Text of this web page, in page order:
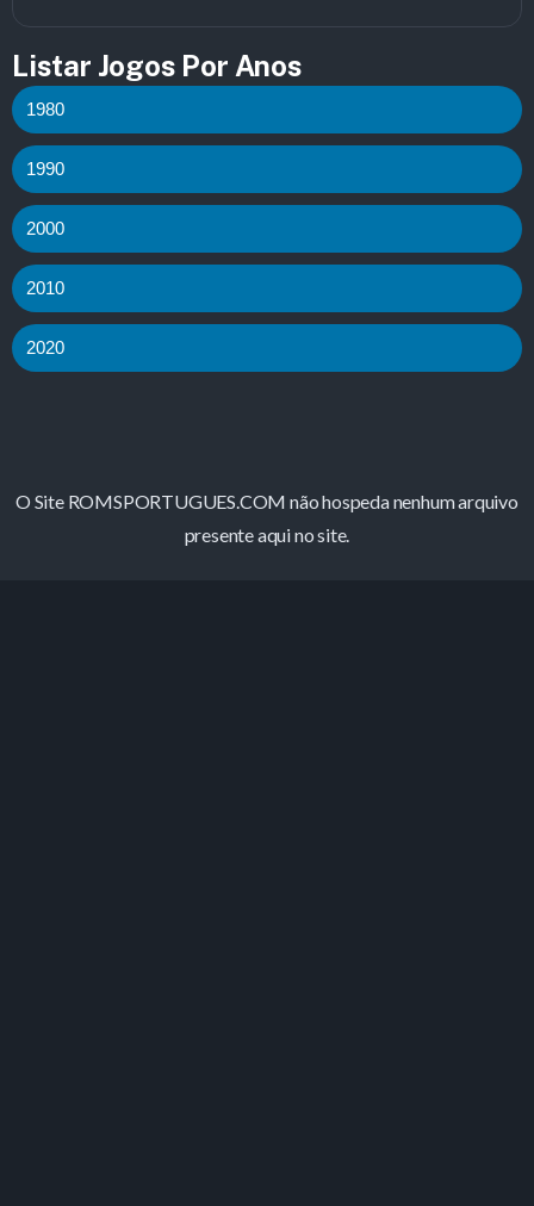
Listar Jogos Por Anos
1980
1990
2000
2010
2020
O Site ROMSPORTUGUES.COM não hospeda nenhum arquivo
presente aqui no site.